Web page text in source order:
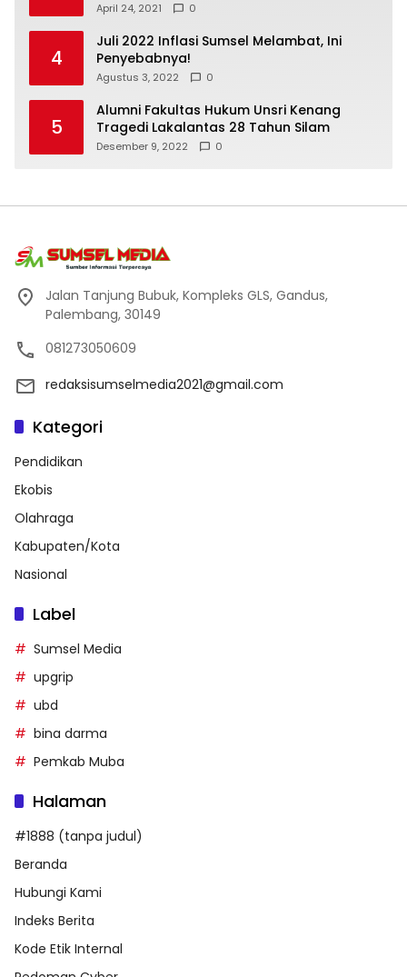
April 24, 2021 0
4
Juli 2022 Inflasi Sumsel Melambat, Ini
Penyebabnya!
Agustus 3, 2022 0
5
Alumni Fakultas Hukum Unsri Kenang
Tragedi Lakalantas 28 Tahun Silam
Desember 9, 2022 0
Jalan Tanjung Bubuk, Kompleks GLS, Gandus,
Palembang, 30149
081273050609
redaksisumselmedia2021@gmail.com
Kategori
Pendidikan
Ekobis
Olahraga
Kabupaten/Kota
Nasional
Label
Sumsel Media
upgrip
ubd
bina darma
Pemkab Muba
Halaman
#1888 (tanpa judul)
Beranda
Hubungi Kami
Indeks Berita
Kode Etik Internal